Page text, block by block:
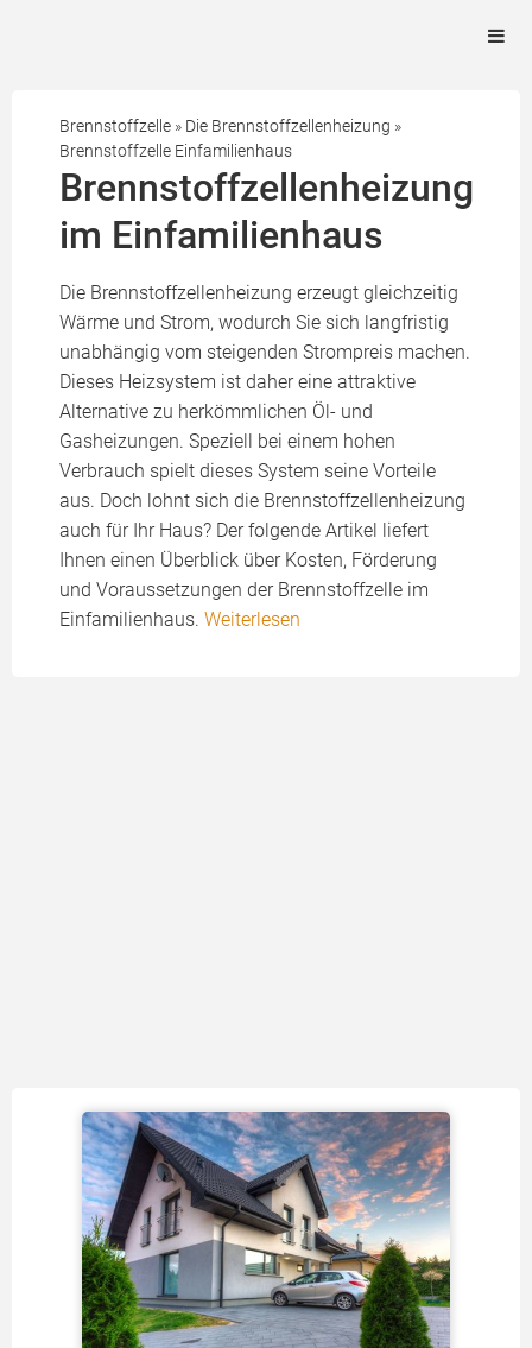
Brennstoffzelle » Die Brennstoffzellenheizung »
Brennstoffzelle Einfamilienhaus
Brennstoffzellenheizung
im Einfamilienhaus
Die Brennstoffzellenheizung erzeugt gleichzeitig
Wärme und Strom, wodurch Sie sich langfristig
unabhängig vom steigenden Strompreis machen.
Dieses Heizsystem ist daher eine attraktive
Alternative zu herkömmlichen Öl- und
Gasheizungen. Speziell bei einem hohen
Verbrauch spielt dieses System seine Vorteile
aus. Doch lohnt sich die Brennstoffzellenheizung
auch für Ihr Haus? Der folgende Artikel liefert
Ihnen einen Überblick über Kosten, Förderung
und Voraussetzungen der Brennstoffzelle im
Einfamilienhaus. Weiterlesen